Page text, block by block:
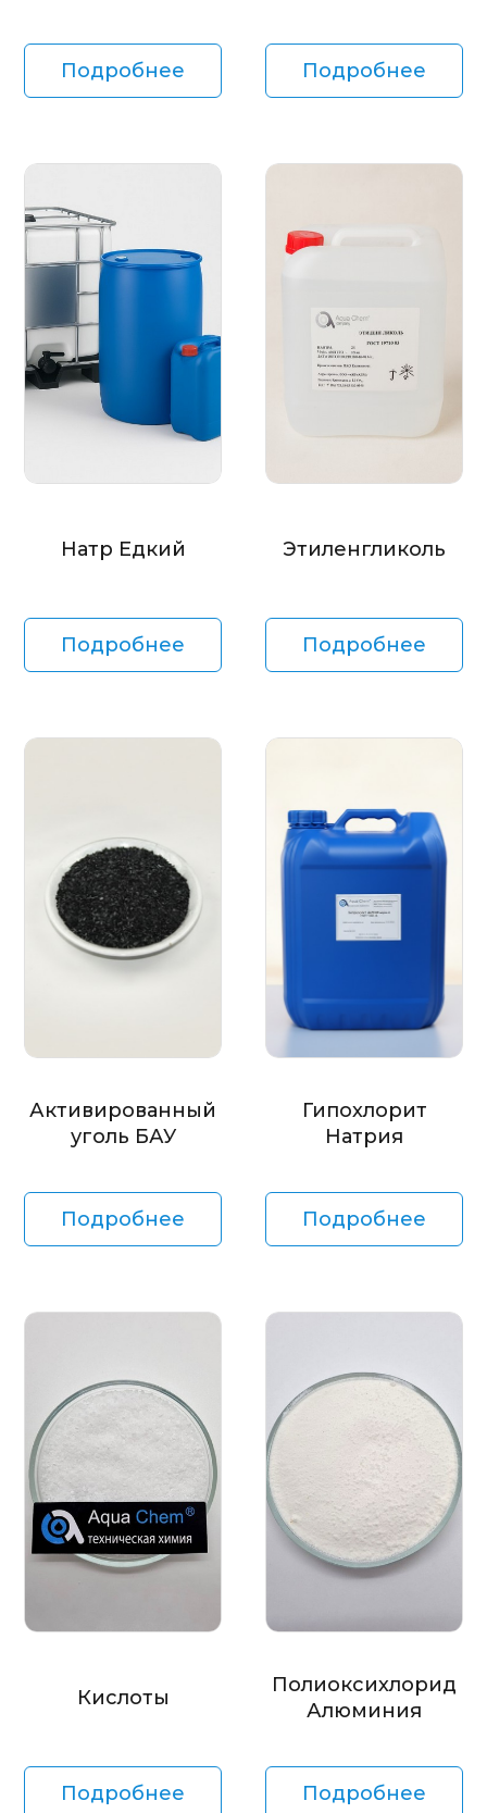
Подробнее Подробнее
Натр Едкий
Подробнее
Этиленгликоль
Подробнее
Активированный
уголь БАУ
Подробнее
Гипохлорит
Натрия
Подробнее
Кислоты
Подробнее
Полиоксихлорид
Алюминия
Подробнее